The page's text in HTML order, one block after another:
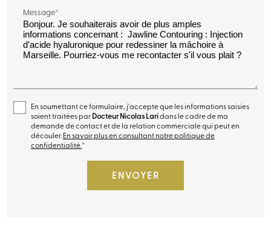
Message*
En soumettant ce formulaire, j'accepte que les informations saisies
soient traitées parDocteur Nicolas Laridans le cadre de ma
demande de contact et de la relation commerciale qui peut en
découler. En savoir plus en consultant notre politique de
confidentialité.*